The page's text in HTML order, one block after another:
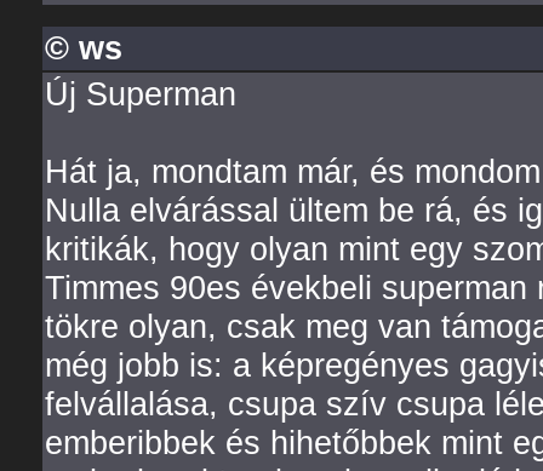
© ws
Új Superman
Hát ja, mondtam már, és
Nulla elvárással ültem be rá, és
kritikák, hogy olyan mint egy
Timmes 90es évekbeli
tökre olyan, csak meg van
még jobb is: a képregényes
felvállalása, csupa szív csupa
emberibbek és hihetőbbek mint